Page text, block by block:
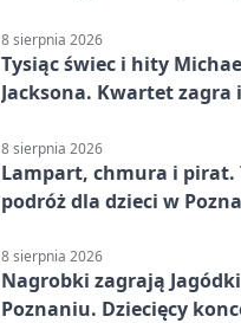
8 sierpnia 2026
Tysiąc świec i hity
Jacksona. Kwartet zagra
8 sierpnia 2026
Lampart, chmura i pirat.
podróż dla dzieci w
8 sierpnia 2026
Nagrobki zagrają
Poznaniu. Dziecięcy